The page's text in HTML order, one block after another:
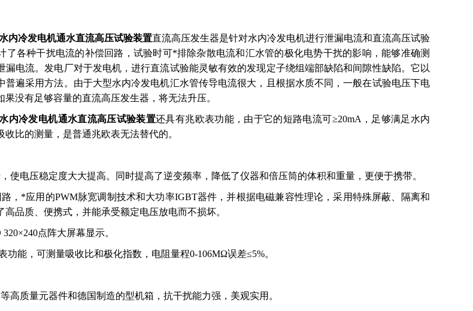
询
水内冷发电机通水直流高压试验装置直流高压发生器是针对水内冷发电机进行泄漏电流和直流高压试验
了各种干扰电流的补偿回路，试验时可*排除杂散电流和汇水管的极化电势干扰的影响，能够准确测
漏电流。发电厂对于发电机，进行直流试验能灵敏有效的发现定子绕组端部缺陷和间隙性缺陷。它以
普遍采用方法。由于大型水内冷发电机汇水管传导电流很大，且根据水质不同，一般在试验电压下电
果没有足够容量的直流高压发生器，将无法升压。
水内冷发电机通水直流高压试验装置还具有兆欧表功能，由于它的短路电流可≥20mA，足够满足水内
比的测量，是普通兆欧表无法替代的。
使电压稳定度大大提高。同时提高了逆变频率，降低了仪器和倍压筒的体积和重量，更便于携带。
，*应用的PWM脉宽调制技术和大功率IGBT器件，并根据电磁兼容性理论，采用特殊屏蔽、隔离和
品质、便携式，并能承受额定电压放电而不损坏。
点阵大屏幕显示。
功能，可测量吸收比和极化指数，电阻量程0-106MΩ误差≤5%。
高质量元器件和德国制造的型机箱，抗干扰能力强，美观实用。